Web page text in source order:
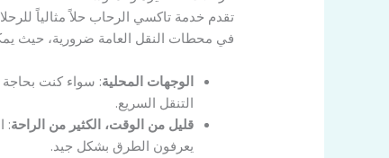
تقدم خدمة تاكسي الرحاب حلاً مثالياً
في محطات النقل العامة ضرورية، حيث
الوجهات المحلية: سواء كنت بحاجة
التنقل السريع.
قليل من الوقت، الكثير من الراحة:
يعرفون الطرق بشكل جيد.